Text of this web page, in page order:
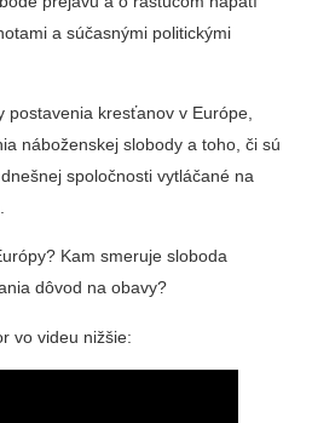
a súčasnými politickými
postavenia kresťanov v Európe,
náboženskej slobody a toho, či sú
spoločnosti vytláčané na
Kam smeruje sloboda
dôvod na obavy?
vo videu nižšie: